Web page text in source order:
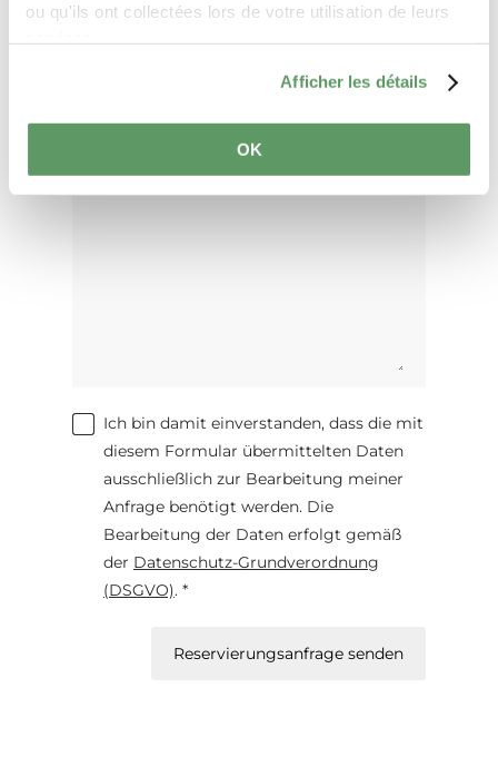
ou qu'ils ont collectées lors de votre utilisation de leurs
Afficher les détails
OK
Nachricht
Ich bin damit einverstanden, dass die mit
diesem Formular übermittelten Daten
ausschließlich zur Bearbeitung meiner
Anfrage benötigt werden. Die
Bearbeitung der Daten erfolgt gemäß
der Datenschutz-Grundverordnung
(DSGVO). *
Reservierungsanfrage senden